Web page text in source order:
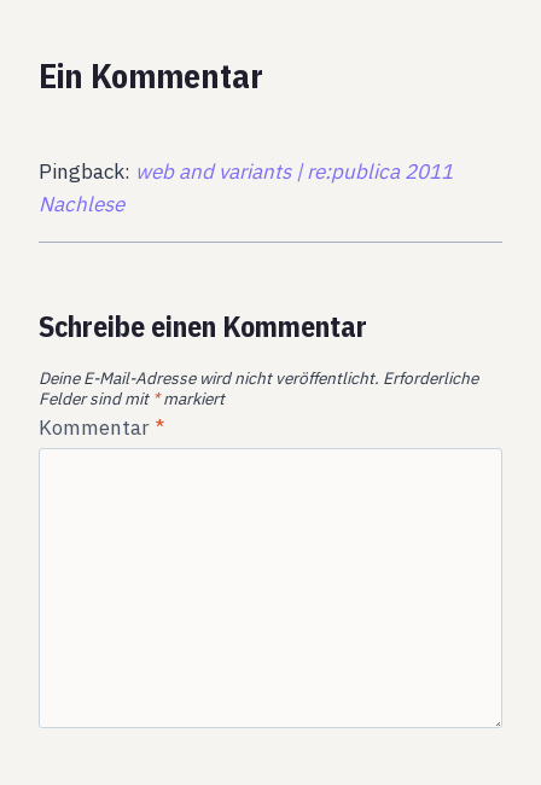
Ein Kommentar
Pingback: web and variants | re:publica 2011
Nachlese
Schreibe einen Kommentar
Deine E-Mail-Adresse wird nicht veröffentlicht. Erforderliche
Felder sind mit *markiert
Kommentar *